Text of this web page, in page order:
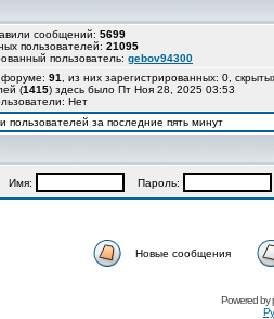
сообщений: 5699
пользователей: 21095
пользователь: gebov94300
форуме: 91
, из них зарегистрированных: 0,
(1415) здесь было Пт Ноя 28, 2025 03:53
Нет
пользователей за последние пять минут
Имя: Пароль:
Новые сообщения
Powered by